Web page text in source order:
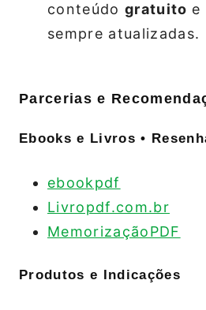
conteúdo gratuito e
sempre atualizadas.
Parcerias e
Ebooks e Livros •
ebookpdf
Livropdf.com.br
MemorizaçãoPDF
Produtos e Indicações